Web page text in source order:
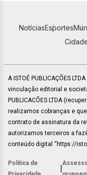
NotíciasEsportes
A ISTOÉ PUBLICAÇÕES
vinculação editorial e
PUBLICACÕES LTDA
realizamos cobranças e
contrato de assinatura da
autorizamos terceiros a
conteúdo digital “https://
Política de